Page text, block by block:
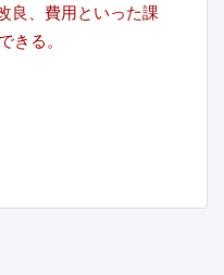
良、費用といった課
る。